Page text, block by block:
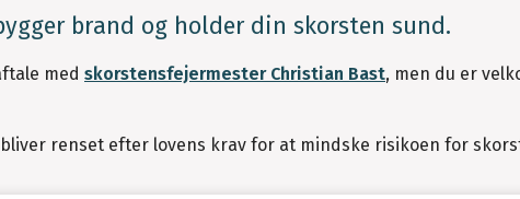
brand og holder din skorsten sund.
med skorstensfejermester Christian Bast, men du er
renset efter lovens krav for at mindske risikoen for